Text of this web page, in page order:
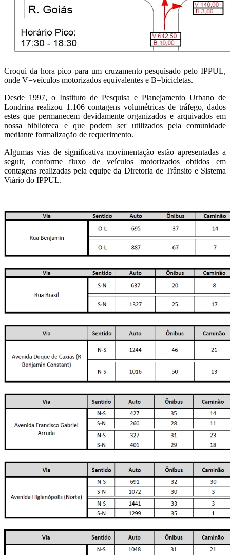
Croqui da hora pico para um cruzamento pesquisado pelo IPPUL,
onde V=veículos motorizados equivalentes e B=bicicletas.
Desde 1997, o Instituto de Pesquisa e Planejamento Urbano de
Londrina realizou 1.106 contagens volumétricas de tráfego, dados
estes que permanecem devidamente organizados e arquivados em
nossa biblioteca e que podem ser utilizados pela comunidade
mediante formalização de requerimento.
Algumas vias de significativa movimentação estão apresentadas a
seguir, conforme fluxo de veículos motorizados obtidos em
contagens realizadas pela equipe da Diretoria de Trânsito e Sistema
Viário do IPPUL.